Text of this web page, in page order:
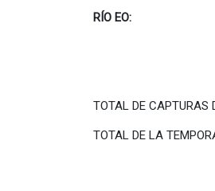
RÍO
TOTAL
TOTAL DE CAPTURAS
TOTAL DE LA